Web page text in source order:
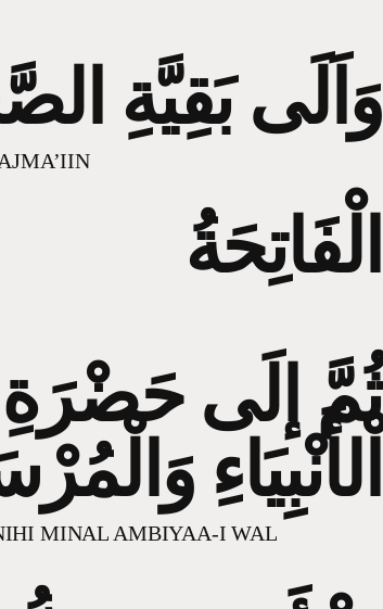
وَاَلَى بَقِيَّةِ
الْفَاتِحَةُ
ثُمَّ إلَى حَضْرَةِ
اْلأَنْبِيَاءِ
MINAL AMBIYAA-I WAL